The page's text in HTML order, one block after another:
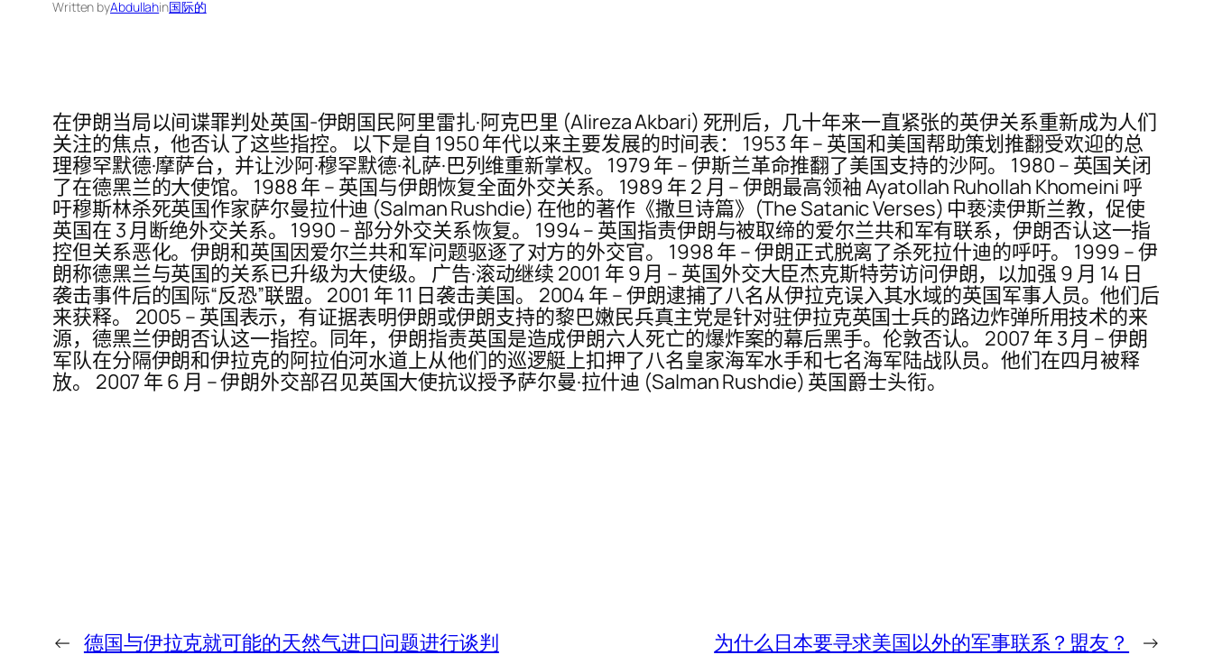
Written byAbdullahin国际的
在伊朗当局以间谍罪判处英国-伊朗国民阿里雷扎·阿克巴里 (Alireza Akbari) 死刑后，几十年来一直紧张的英伊关系重新成为人们
关注的焦点，他否认了这些指控。 以下是自 1950 年代以来主要发展的时间表： 1953 年 – 英国和美国帮助策划推翻受欢迎的总
理穆罕默德·摩萨台，并让沙阿·穆罕默德·礼萨·巴列维重新掌权。 1979 年 – 伊斯兰革命推翻了美国支持的沙阿。 1980 – 英国关闭
了在德黑兰的大使馆。 1988 年 – 英国与伊朗恢复全面外交关系。 1989 年 2 月 – 伊朗最高领袖 Ayatollah Ruhollah Khomeini 呼
吁穆斯林杀死英国作家萨尔曼拉什迪 (Salman Rushdie) 在他的著作《撒旦诗篇》(The Satanic Verses) 中亵渎伊斯兰教，促使
英国在 3 月断绝外交关系。 1990 – 部分外交关系恢复。 1994 – 英国指责伊朗与被取缔的爱尔兰共和军有联系，伊朗否认这一指
控但关系恶化。伊朗和英国因爱尔兰共和军问题驱逐了对方的外交官。 1998 年 – 伊朗正式脱离了杀死拉什迪的呼吁。 1999 – 伊
朗称德黑兰与英国的关系已升级为大使级。 广告·滚动继续 2001 年 9 月 – 英国外交大臣杰克斯特劳访问伊朗，以加强 9 月 14 日
袭击事件后的国际“反恐”联盟。 2001 年 11 日袭击美国。 2004 年 – 伊朗逮捕了八名从伊拉克误入其水域的英国军事人员。他们后
来获释。 2005 – 英国表示，有证据表明伊朗或伊朗支持的黎巴嫩民兵真主党是针对驻伊拉克英国士兵的路边炸弹所用技术的来
源，德黑兰伊朗否认这一指控。同年，伊朗指责英国是造成伊朗六人死亡的爆炸案的幕后黑手。伦敦否认。 2007 年 3 月 – 伊朗
军队在分隔伊朗和伊拉克的阿拉伯河水道上从他们的巡逻艇上扣押了八名皇家海军水手和七名海军陆战队员。他们在四月被释
放。 2007 年 6 月 – 伊朗外交部召见英国大使抗议授予萨尔曼·拉什迪 (Salman Rushdie) 英国爵士头衔。
← 德国与伊拉克就可能的天然气进口问题进行谈判 为什么日本要寻求美国以外的军事联系？盟友？ →